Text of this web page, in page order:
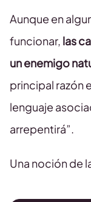
Aunque en
funcionar, las
un enemigo
principal razón
lenguaje
arrepentirá”.
Una noción de